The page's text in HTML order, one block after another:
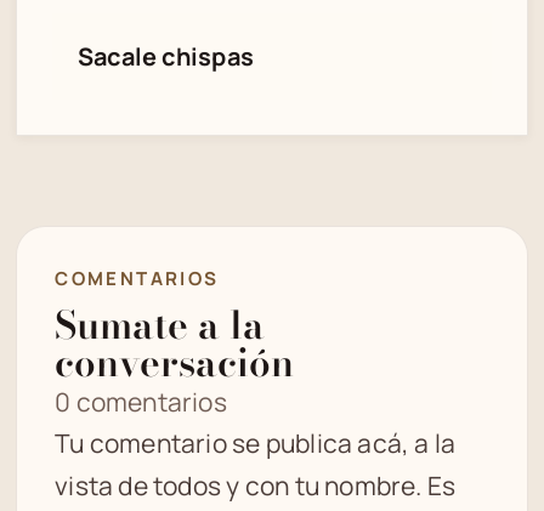
Sacale chispas
COMENTARIOS
Sumate a la
conversación
0 comentarios
Tu comentario se publica acá, a la
vista de todos y con tu nombre. Es